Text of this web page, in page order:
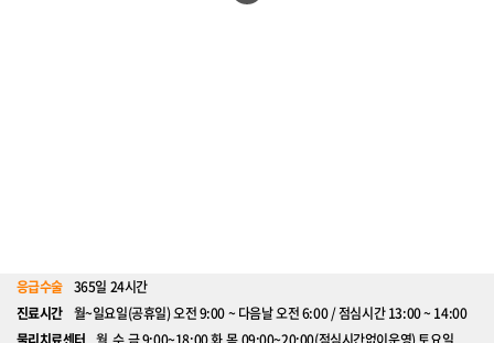
응급수술 365일 24시간
진료시간 월~일요일(공휴일) 오전 9:00 ~ 다음날 오전 6:00 / 점심시간 13:00 ~ 14:00